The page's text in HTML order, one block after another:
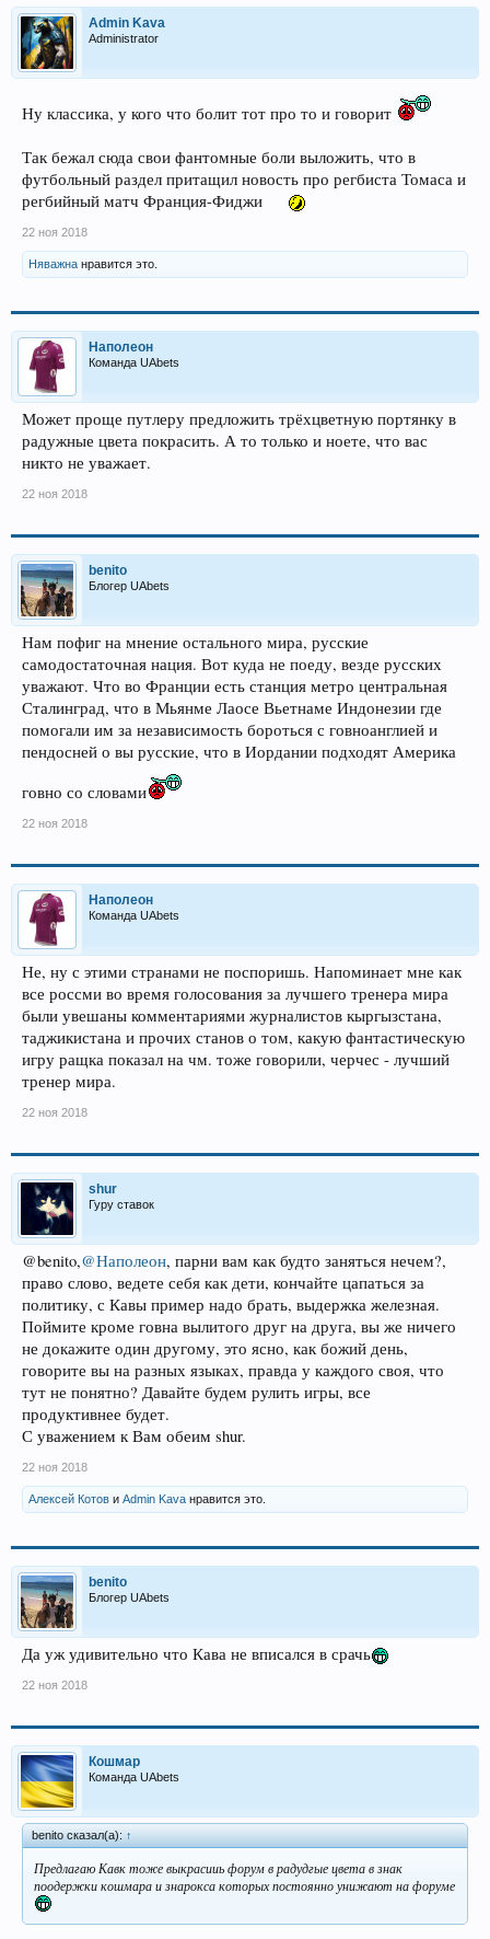
Admin Kava
Administrator
Ну классика, у кого что болит тот про то и говорит
Так бежал сюда свои фантомные боли выложить, что в
футбольный раздел притащил новость про регбиста Томаса и
регбийный матч Франция-Фиджи
22 ноя 2018
Няважна нравится это.
Наполеон
Команда UAbets
Может проще путлеру предложить трёхцветную портянку в
радужные цвета покрасить. А то только и ноете, что вас
никто не уважает.
22 ноя 2018
benito
Блогер UAbets
Нам пофиг на мнение остального мира, русские
самодостаточная нация. Вот куда не поеду, везде русских
уважают. Что во Франции есть станция метро центральная
Сталинград, что в Мьянме Лаосе Вьетнаме Индонезии где
помогали им за независимость бороться с говноанглией и
пендосней о вы русские, что в Иордании подходят Америка
говно со словами
22 ноя 2018
Наполеон
Команда UAbets
Не, ну с этими странами не поспоришь. Напоминает мне как
все россми во время голосования за лучшего тренера мира
были увешаны комментариями журналистов кыргызстана,
таджикистана и прочих станов о том, какую фантастическую
игру ращка показал на чм. тоже говорили, черчес - лучший
тренер мира.
22 ноя 2018
shur
Гуру ставок
@benito,@Наполеон, парни вам как будто заняться нечем?,
право слово, ведете себя как дети, кончайте цапаться за
политику, с Кавы пример надо брать, выдержка железная.
Поймите кроме говна вылитого друг на друга, вы же ничего
не докажите один другому, это ясно, как божий день,
говорите вы на разных языках, правда у каждого своя, что
тут не понятно? Давайте будем рулить игры, все
продуктивнее будет.
С уважением к Вам обеим shur.
22 ноя 2018
Алексей Котов и Admin Kava нравится это.
benito
Блогер UAbets
Да уж удивительно что Кава не вписался в срачь
22 ноя 2018
Кошмар
Команда UAbets
benito сказал(а): ↑
Предлагаю Кавк тоже выкрасииь форум в радудгые цвета в знак
поодержки кошмара и знарокса которых постоянно унижают на форуме